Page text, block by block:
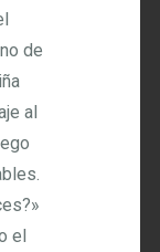
de
al
el